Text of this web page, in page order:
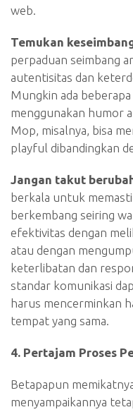
web.
Temukan
perpaduan seimbang
autentisitas dan
Mungkin ada beberapa
menggunakan humor
Mop, misalnya, bisa
playful dibandingkan
Jangan takut
berkala untuk
berkembang seiring
efektivitas dengan
atau dengan
keterlibatan dan
standar komunikasi
harus mencerminkan
tempat yang sama.
4. Pertajam Proses
Betapapun
menyampaikannya